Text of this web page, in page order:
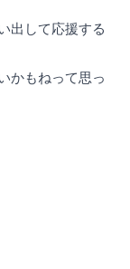
出して応援する
かもねって思っ